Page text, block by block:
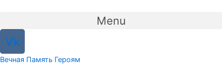
содержимому
Menu
Vk
Вечная Память Героям